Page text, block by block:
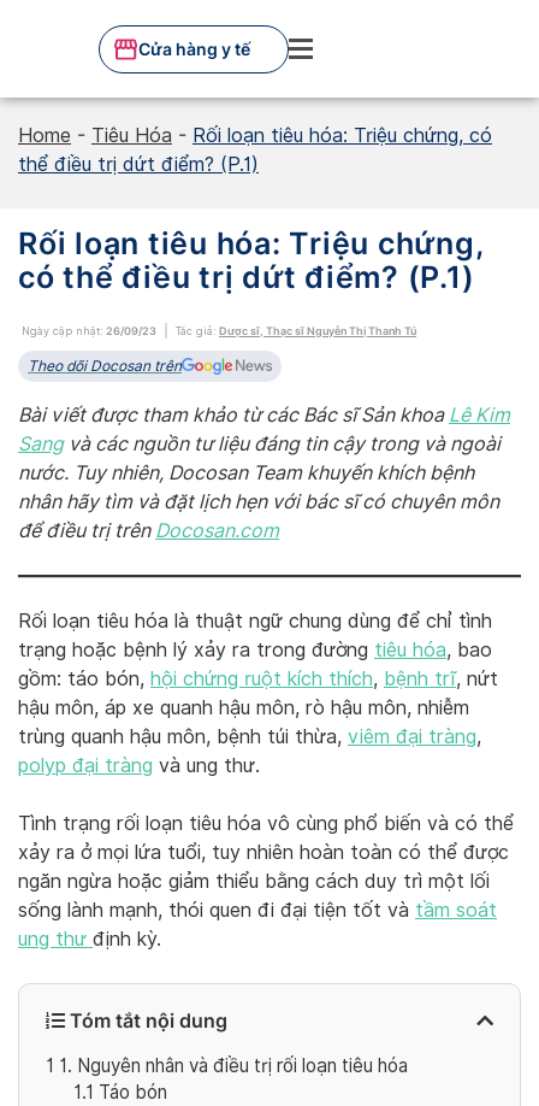
Cửa hàng y tế
Home - Tiêu Hóa - Rối loạn tiêu hóa: Triệu chứng, có
thể điều trị dứt điểm? (P.1)
Rối loạn tiêu hóa: Triệu chứng,
có thể điều trị dứt điểm? (P.1)
Ngày cập nhật: 26/09/23 Tác giả: Dược sĩ, Thạc sĩ Nguyễn Thị Thanh Tú
Theo dõi Docosan trên
Bài viết được tham khảo từ các Bác sĩ Sản khoa Lê Kim
Sangvà các nguồn tư liệu đáng tin cậy trong và ngoài
nước. Tuy nhiên, Docosan Team khuyến khích bệnh
nhân hãy tìm và đặt lịch hẹn với bác sĩ có chuyên môn
để điều trị trên Docosan.com
Rối loạn tiêu hóa là thuật ngữ chung dùng để chỉ tình
trạng hoặc bệnh lý xảy ra trong đường tiêu hóa, bao
gồm: táo bón, hội chứng ruột kích thích, bệnh trĩ, nứt
hậu môn, áp xe quanh hậu môn, rò hậu môn, nhiễm
trùng quanh hậu môn, bệnh túi thừa, viêm đại tràng,
polyp đại tràng và ung thư.
Tình trạng rối loạn tiêu hóa vô cùng phổ biến và có thể
xảy ra ở mọi lứa tuổi, tuy nhiên hoàn toàn có thể được
ngăn ngừa hoặc giảm thiểu bằng cách duy trì một lối
sống lành mạnh, thói quen đi đại tiện tốt và tầm soát
ung thư định kỳ.
Tóm tắt nội dung
1 1. Nguyên nhân và điều trị rối loạn tiêu hóa
1.1 Táo bón